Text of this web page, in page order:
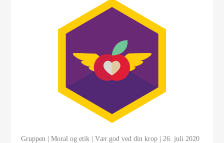
Gruppen |Moral og etik |Vær god ved din krop | 26. juli 2020